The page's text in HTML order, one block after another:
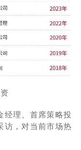
经理、首席策略投
访，对当前市场热